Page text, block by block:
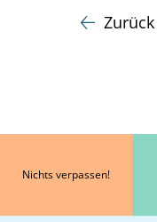
Nichts verpassen!